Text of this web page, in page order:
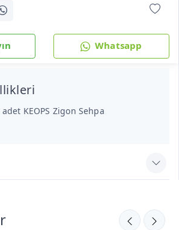
Whatsapp
KEOPS Zigon Sehpa